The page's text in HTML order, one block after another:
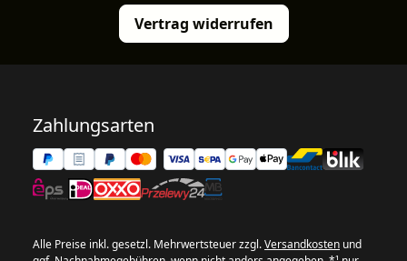
Vertrag widerrufen
Zahlungsarten
Alle Preise inkl. gesetzl. Mehrwertsteuer zzgl.Versandkosten und